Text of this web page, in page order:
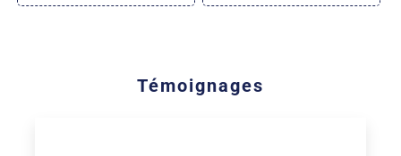
Témoignages